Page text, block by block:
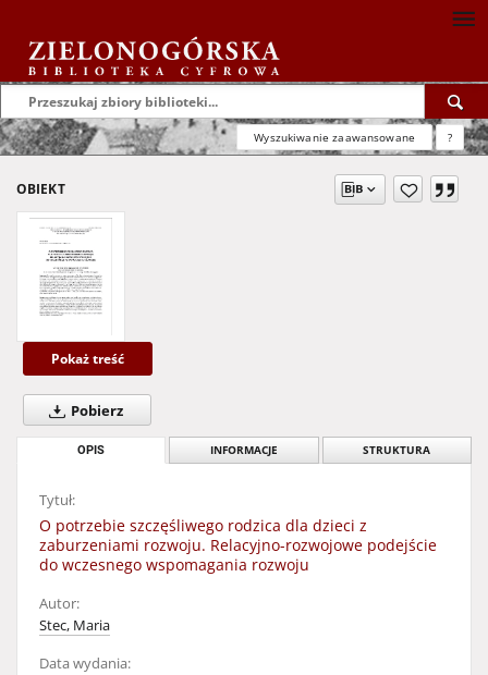
Wyszukiwanie zaawansowane ?
OBIEKT
Pokaż treść
Pobierz
OPIS INFORMACJE STRUKTURA
Tytuł:
O potrzebie szczęśliwego rodzica dla dzieci z
zaburzeniami rozwoju. Relacyjno-rozwojowe podejście
do wczesnego wspomagania rozwoju
Autor:
Stec, Maria
Data wydania: